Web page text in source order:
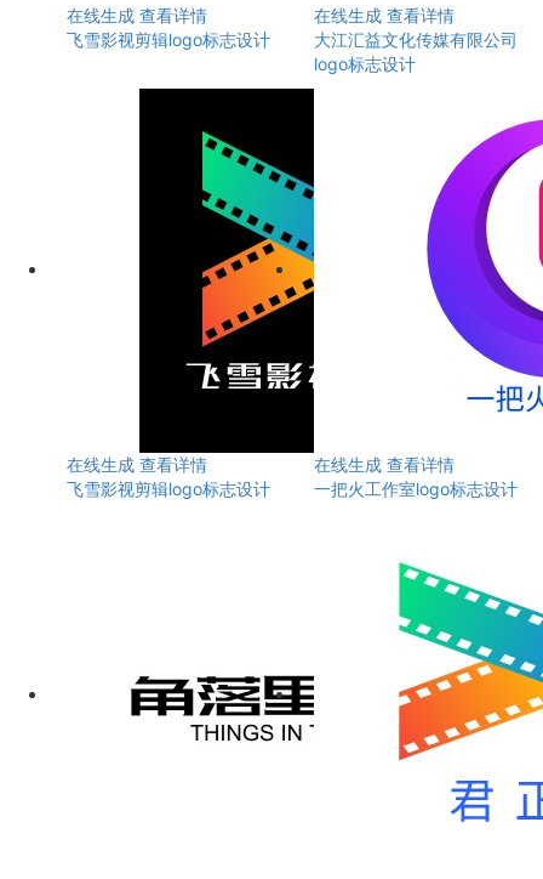
在线生成 查看详情
飞雪影视剪辑logo标志设计
在线生成 查看详情
大江汇益文化传媒有限公司
logo标志设计
在线生成 查看详情
飞雪影视剪辑logo标志设计
在线生成 查看详情
一把火工作室logo标志设计